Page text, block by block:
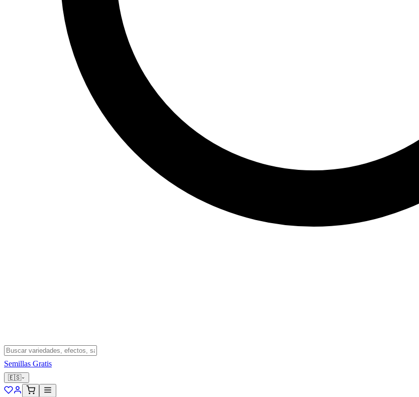
Semillas Gratis
🇪🇸